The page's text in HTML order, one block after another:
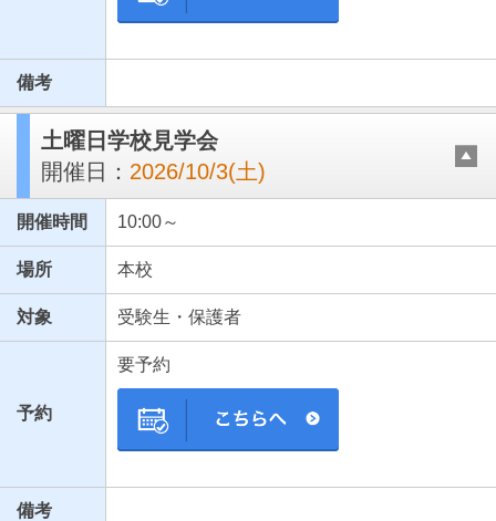
備考
土曜日学校見学会
開催日： 2026/10/3(土)
開催時間 10:00～
場所 本校
対象 受験生・保護者
予約
要予約
備考